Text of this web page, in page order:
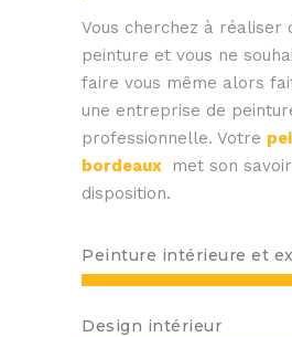
Vous cherchez à réaliser
peinture et vous ne
faire vous même alors
une entreprise de
professionnelle. Votre
bordeaux
met son
disposition.
Peinture intérieure et
Design intérieur